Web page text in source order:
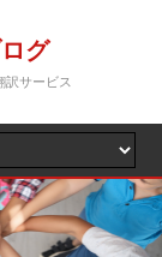
グ
サービス